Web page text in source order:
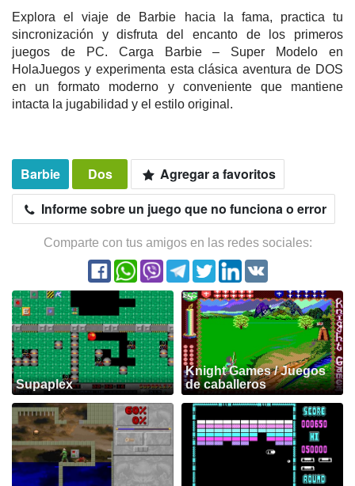
Explora el viaje de Barbie hacia la fama, practica tu
sincronización y disfruta del encanto de los primeros
juegos de PC. Carga Barbie – Super Modelo en
HolaJuegos y experimenta esta clásica aventura de DOS
en un formato moderno y conveniente que mantiene
intacta la jugabilidad y el estilo original.
Barbie Dos
Agregar a favoritos
Informe sobre un juego que no funciona o error
Comparte con tus amigos en las redes sociales:
Supaplex
Knight Games / Juegos
de caballeros